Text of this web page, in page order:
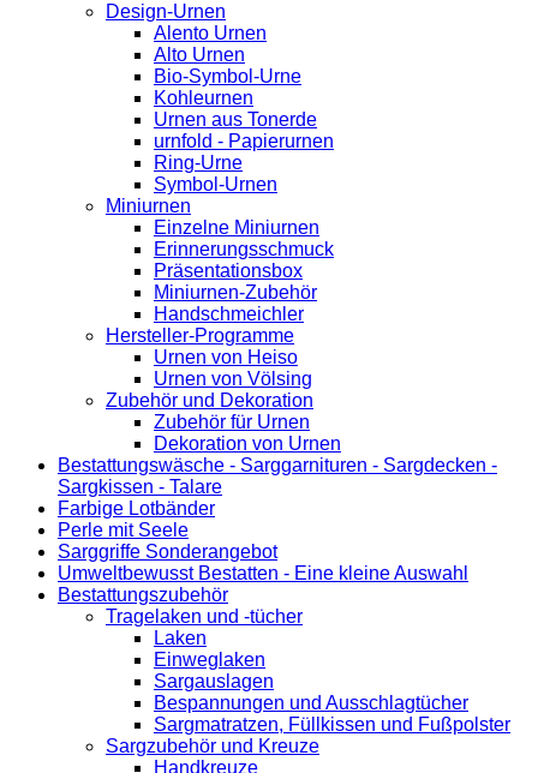
Design-Urnen
Alento Urnen
Alto Urnen
Bio-Symbol-Urne
Kohleurnen
Urnen aus Tonerde
urnfold - Papierurnen
Ring-Urne
Symbol-Urnen
Miniurnen
Einzelne Miniurnen
Erinnerungsschmuck
Präsentationsbox
Miniurnen-Zubehör
Handschmeichler
Hersteller-Programme
Urnen von Heiso
Urnen von Völsing
Zubehör und Dekoration
Zubehör für Urnen
Dekoration von Urnen
Bestattungswäsche - Sarggarnituren - Sargdecken -
Sargkissen - Talare
Farbige Lotbänder
Perle mit Seele
Sarggriffe Sonderangebot
Umweltbewusst Bestatten - Eine kleine Auswahl
Bestattungszubehör
Tragelaken und -tücher
Laken
Einweglaken
Sargauslagen
Bespannungen und Ausschlagtücher
Sargmatratzen, Füllkissen und Fußpolster
Sargzubehör und Kreuze
Handkreuze